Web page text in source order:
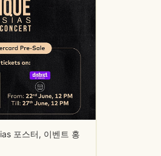
포스터, 이벤트 홍